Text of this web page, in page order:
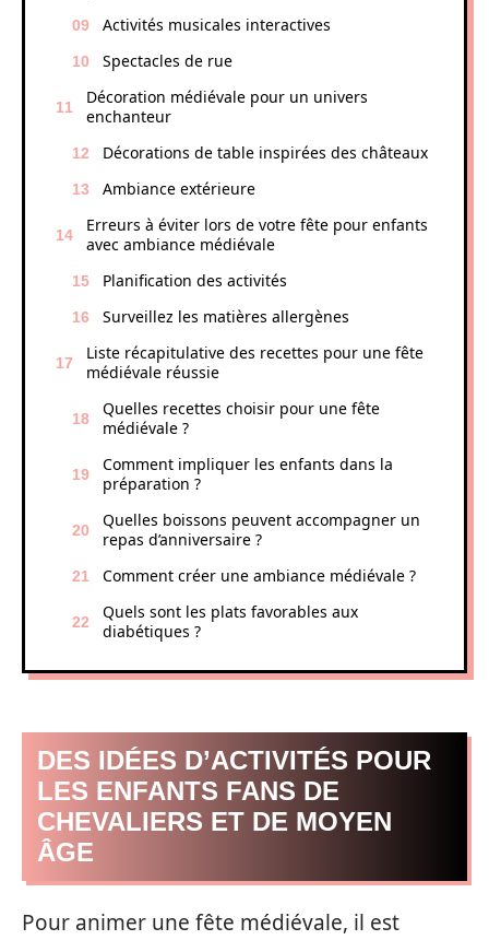
Activités musicales interactives
Spectacles de rue
Décoration médiévale pour un univers
enchanteur
Décorations de table inspirées des châteaux
Ambiance extérieure
Erreurs à éviter lors de votre fête pour enfants
avec ambiance médiévale
Planification des activités
Surveillez les matières allergènes
Liste récapitulative des recettes pour une fête
médiévale réussie
Quelles recettes choisir pour une fête
médiévale ?
Comment impliquer les enfants dans la
préparation ?
Quelles boissons peuvent accompagner un
repas d’anniversaire ?
Comment créer une ambiance médiévale ?
Quels sont les plats favorables aux
diabétiques ?
DES IDÉES D’ACTIVITÉS POUR
LES ENFANTS FANS DE
CHEVALIERS ET DE MOYEN
ÂGE
Pour animer une fête médiévale, il est